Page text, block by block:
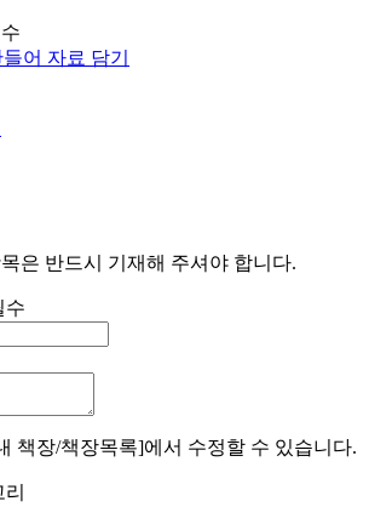
어 자료 담기
은 반드시 기재해 주셔야 합니다.
책장/책장목록]에서 수정할 수 있습니다.